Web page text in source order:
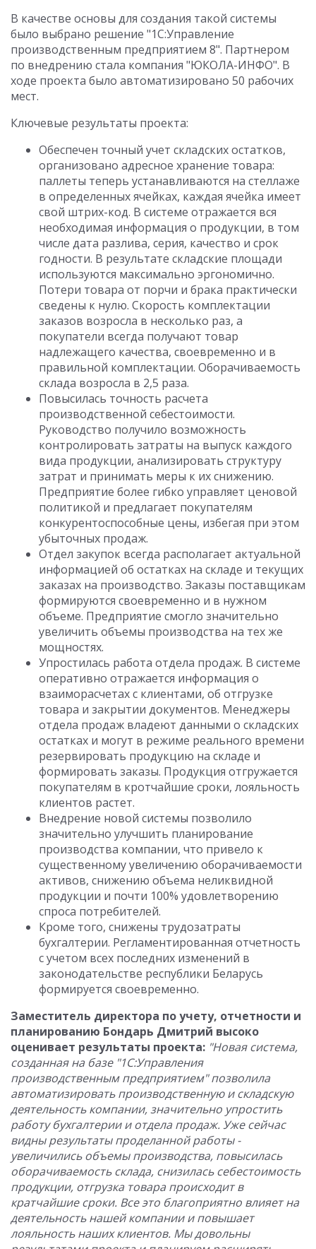
В качестве основы для создания такой системы
было выбрано решение "1С:Управление
производственным предприятием 8". Партнером
по внедрению стала компания "ЮКОЛА-ИНФО". В
ходе проекта было автоматизировано 50 рабочих
мест.
Ключевые результаты проекта:
Обеспечен точный учет складских остатков,
организовано адресное хранение товара:
паллеты теперь устанавливаются на стеллаже
в определенных ячейках, каждая ячейка имеет
свой штрих-код. В системе отражается вся
необходимая информация о продукции, в том
числе дата разлива, серия, качество и срок
годности. В результате складские площади
используются максимально эргономично.
Потери товара от порчи и брака практически
сведены к нулю. Скорость комплектации
заказов возросла в несколько раз, а
покупатели всегда получают товар
надлежащего качества, своевременно и в
правильной комплектации. Оборачиваемость
склада возросла в 2,5 раза.
Повысилась точность расчета
производственной себестоимости.
Руководство получило возможность
контролировать затраты на выпуск каждого
вида продукции, анализировать структуру
затрат и принимать меры к их снижению.
Предприятие более гибко управляет ценовой
политикой и предлагает покупателям
конкурентоспособные цены, избегая при этом
убыточных продаж.
Отдел закупок всегда располагает актуальной
информацией об остатках на складе и текущих
заказах на производство. Заказы поставщикам
формируются своевременно и в нужном
объеме. Предприятие смогло значительно
увеличить объемы производства на тех же
мощностях.
Упростилась работа отдела продаж. В системе
оперативно отражается информация о
взаиморасчетах с клиентами, об отгрузке
товара и закрытии документов. Менеджеры
отдела продаж владеют данными о складских
остатках и могут в режиме реального времени
резервировать продукцию на складе и
формировать заказы. Продукция отгружается
покупателям в кротчайшие сроки, лояльность
клиентов растет.
Внедрение новой системы позволило
значительно улучшить планирование
производства компании, что привело к
существенному увеличению оборачиваемости
активов, снижению объема неликвидной
продукции и почти 100% удовлетворению
спроса потребителей.
Кроме того, снижены трудозатраты
бухгалтерии. Регламентированная отчетность
с учетом всех последних изменений в
законодательстве республики Беларусь
формируется своевременно.
Заместитель директора по учету, отчетности и
планированию Бондарь Дмитрий высоко
оценивает результаты проекта: "Новая система,
созданная на базе "1С:Управления
производственным предприятием" позволила
автоматизировать производственную и складскую
деятельность компании, значительно упростить
работу бухгалтерии и отдела продаж. Уже сейчас
видны результаты проделанной работы -
увеличились объемы производства, повысилась
оборачиваемость склада, снизилась себестоимость
продукции, отгрузка товара происходит в
кратчайшие сроки. Все это благоприятно влияет на
деятельность нашей компании и повышает
лояльность наших клиентов. Мы довольны